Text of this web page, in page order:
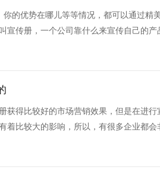
的优势在哪儿等等情况，都可以通过精
传册，一个公司靠什么来宣传自己的产
获得比较好的市场营销效果，但是在进行
着比较大的影响，所以，有很多企业都会